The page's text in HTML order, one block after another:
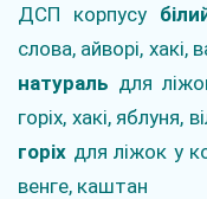
ДСП корпусу
слова, айворі,
натураль для
горіх, хакі, яблуня,
горіх для ліжок у
венге, каштан